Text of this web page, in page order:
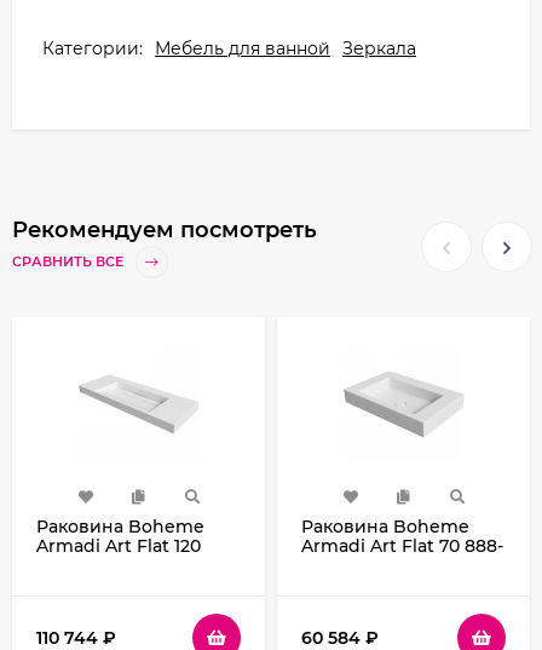
Категории: Мебель для ванной Зеркала
Рекомендуем посмотреть
СРАВНИТЬ ВСЕ
Раковина Boheme
Armadi Art Flat 120
110 744 ₽
Раковина Boheme
Armadi Art Flat 70 888-
60 584 ₽